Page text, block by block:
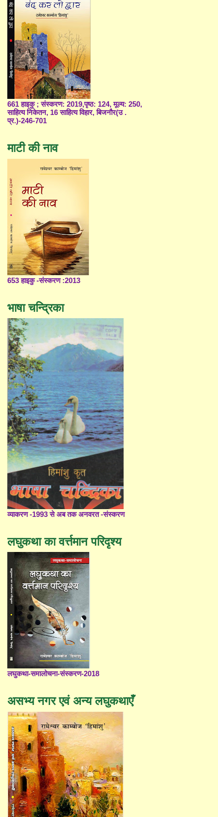
661 हाइकु ; संस्करण: 2019,पृष्ठ: 124, मूल्य: 250,
साहित्य निकेतन, 16 साहित्य विहार, बिजनौर(उ .
प्र.)-246-701
माटी की नाव
653 हाइकु -संस्करण :2013
भाषा चन्द्रिका
व्याकरण -1993 से अब तक अनवरत -संस्करण
लघुकथा का वर्त्तमान परिदृश्य
लघुकथा-समालोचना-संस्करण-2018
असभ्य नगर एवं अन्य लघुकथाएँ